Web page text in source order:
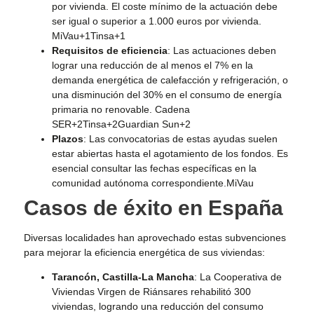
por vivienda. El coste mínimo de la actuación debe
ser igual o superior a 1.000 euros por vivienda. ​
MiVau+1Tinsa+1
Requisitos de eficiencia: Las actuaciones deben
lograr una reducción de al menos el 7% en la
demanda energética de calefacción y refrigeración, o
una disminución del 30% en el consumo de energía
primaria no renovable. ​ Cadena
SER+2Tinsa+2Guardian Sun+2
Plazos: Las convocatorias de estas ayudas suelen
estar abiertas hasta el agotamiento de los fondos. Es
esencial consultar las fechas específicas en la
comunidad autónoma correspondiente.​ MiVau
Casos de éxito en España
Diversas localidades han aprovechado estas subvenciones
para mejorar la eficiencia energética de sus viviendas:
Tarancón, Castilla-La Mancha: La Cooperativa de
Viviendas Virgen de Riánsares rehabilitó 300
viviendas, logrando una reducción del consumo